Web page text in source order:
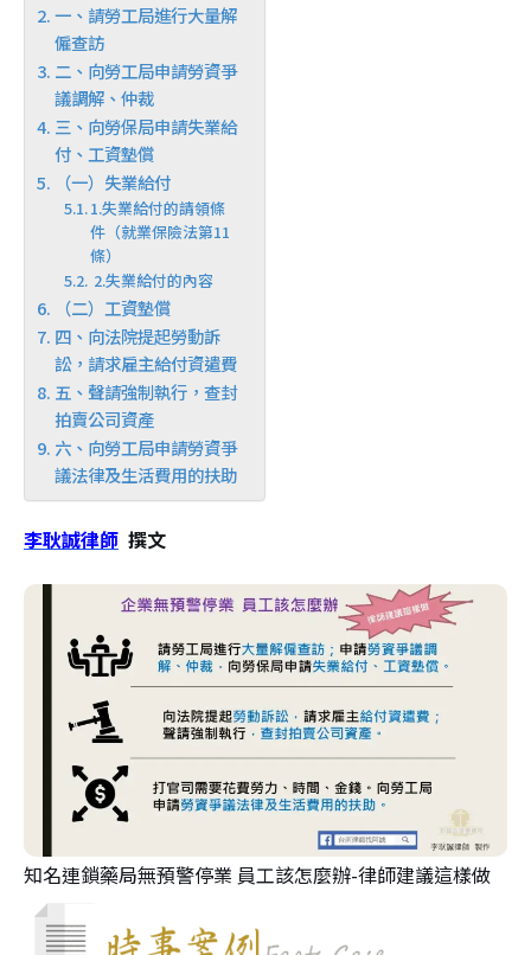
一、請勞工局進行大量解
僱查訪
二、向勞工局申請勞資爭
議調解、仲裁
三、向勞保局申請失業給
付、工資墊償
（一）失業給付
1.失業給付的請領條
件（就業保險法第11
條）
2.失業給付的內容
（二）工資墊償
四、向法院提起勞動訴
訟，請求雇主給付資遣費
五、聲請強制執行，查封
拍賣公司資產
六、向勞工局申請勞資爭
議法律及生活費用的扶助
李耿誠律師 撰文
知名連鎖藥局無預警停業 員工該怎麼辦-律師建議這樣做